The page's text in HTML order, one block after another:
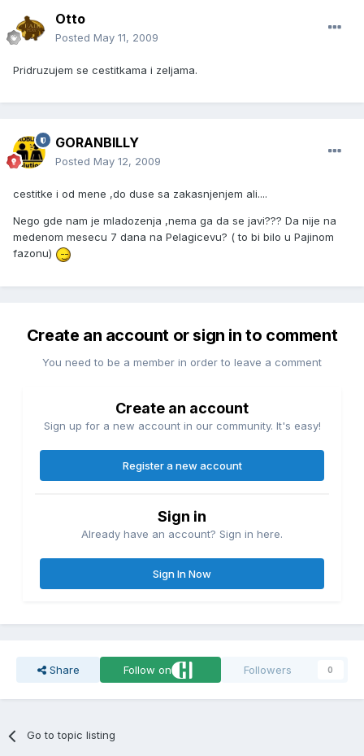
Otto
Posted May 11, 2009
Pridruzujem se cestitkama i zeljama.
GORANBILLY
Posted May 12, 2009
cestitke i od mene ,do duse sa zakasnjenjem ali....
Nego gde nam je mladozenja ,nema ga da se javi??? Da nije na
medenom mesecu 7 dana na Pelagicevu? ( to bi bilo u Pajinom
fazonu)
Create an account or sign in to comment
You need to be a member in order to leave a comment
Create an account
Sign up for a new account in our community. It's easy!
Register a new account
Sign in
Already have an account? Sign in here.
Sign In Now
Share Follow on Followers 0
Go to topic listing